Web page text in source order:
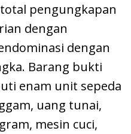
pengungkapan
dengan
dengan
Barang bukti
enam unit sepeda
uang tunai,
mesin cuci,